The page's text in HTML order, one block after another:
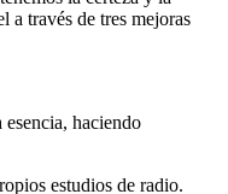
través de tres mejoras
haciendo
estudios de radio.